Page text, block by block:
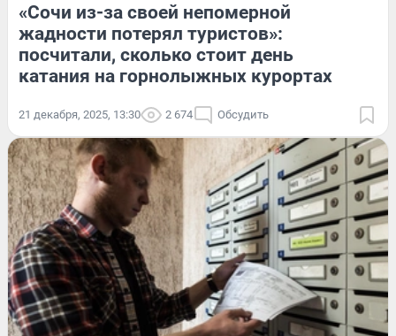
«Сочи из-за своей непомерной
жадности потерял туристов»:
посчитали, сколько стоит день
катания на горнолыжных курортах
21 декабря, 2025, 13:30 2 674 Обсудить